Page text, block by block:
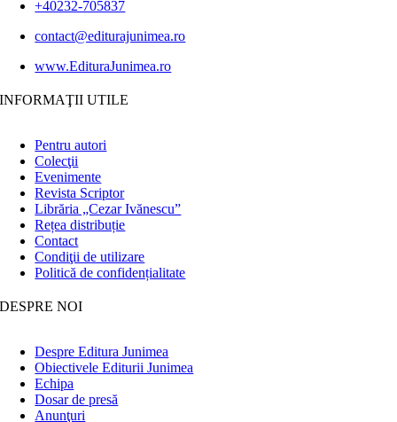
+40232-705837
contact@editurajunimea.ro
www.EdituraJunimea.ro
INFORMAŢII UTILE
Pentru autori
Colecţii
Evenimente
Revista Scriptor
Librăria „Cezar Ivănescu”
Rețea distribuție
Contact
Condiţii de utilizare
Politică de confidențialitate
DESPRE NOI
Despre Editura Junimea
Obiectivele Editurii Junimea
Echipa
Dosar de presă
Anunţuri